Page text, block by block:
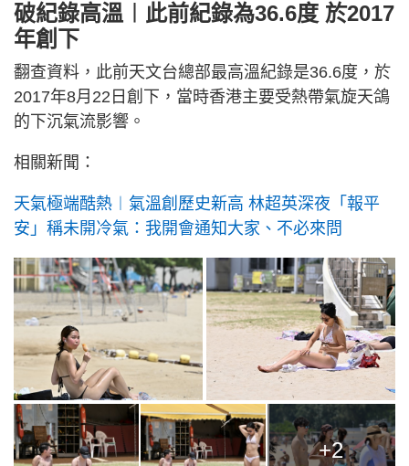
破紀錄高溫︱此前紀錄為36.6度 於2017
年創下
翻查資料，此前天文台總部最高溫紀錄是36.6度，於
2017年8月22日創下，當時香港主要受熱帶氣旋天鴿
的下沉氣流影響。
相關新聞：
天氣極端酷熱︱氣溫創歷史新高 林超英深夜「報平
安」稱未開冷氣：我開會通知大家、不必來問
+2